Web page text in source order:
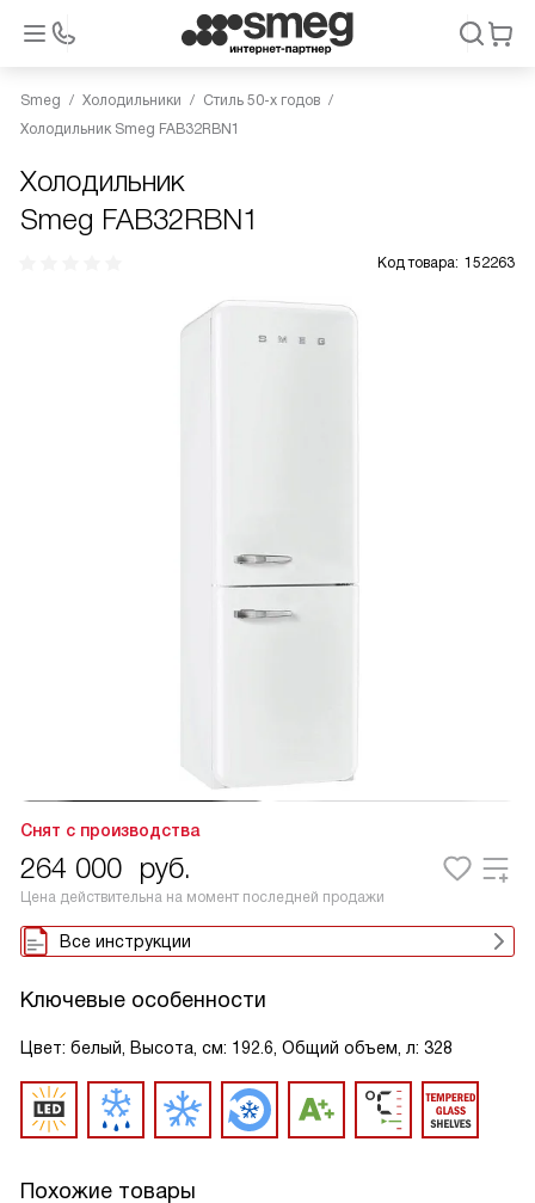
Smeg Холодильники
Стиль 50-х годов
Холодильник Smeg FAB32RBN1
Холодильник
Smeg FAB32RBN1
Код товара: 152263
Снят с производства
264 000 руб.
Цена действительна на момент последней продажи
Все инструкции
Ключевые особенности
Цвет: белый, Высота, см: 192.6, Общий объем, л: 328
Похожие товары